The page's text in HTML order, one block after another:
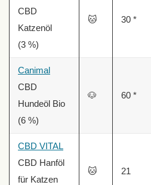
CBD
Katzenöl
(3 %)
🐱 30 *
Canimal
CBD
Hundeöl Bio
(6 %)
🐶 60 *
CBD VITAL
CBD Hanföl
für Katzen
🐱 21